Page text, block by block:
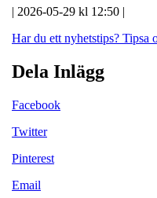
| 2026-05-29 kl 12:50 |
Har du ett nyhetstips? Tipsa
Dela Inlägg
Facebook
Twitter
Pinterest
Email